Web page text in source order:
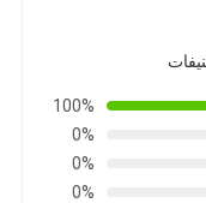
100%
0%
0%
0%